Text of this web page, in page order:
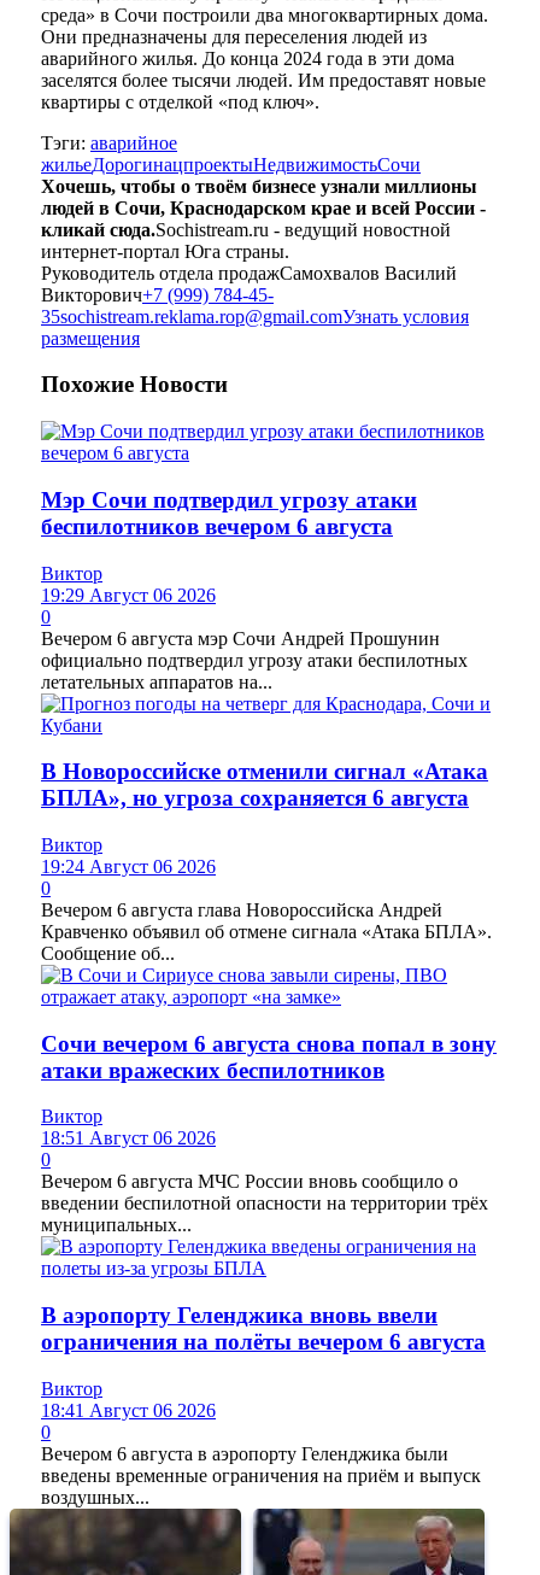
среда» в Сочи построили два многоквартирных дома.
Они предназначены для переселения людей из
аварийного жилья. До конца 2024 года в эти дома
заселятся более тысячи людей. Им предоставят новые
квартиры с отделкой «под ключ».
Тэги: аварийное
жильеДорогинацпроектыНедвижимостьСочи
Хочешь, чтобы о твоём бизнесе узнали миллионы
людей в Сочи, Краснодарском крае и всей России -
кликай сюда.Sochistream.ru - ведущий новостной
интернет-портал Юга страны.
Руководитель отдела продажСамохвалов Василий
Викторович+7 (999) 784-45-
35sochistream.reklama.rop@gmail.comУзнать условия
размещения
Похожие Новости
Мэр Сочи подтвердил угрозу атаки
беспилотников вечером 6 августа
Виктор
19:29 Август 06 2026
0
Вечером 6 августа мэр Сочи Андрей Прошунин
официально подтвердил угрозу атаки беспилотных
летательных аппаратов на...
В Новороссийске отменили сигнал «Атака
БПЛА», но угроза сохраняется 6 августа
Виктор
19:24 Август 06 2026
0
Вечером 6 августа глава Новороссийска Андрей
Кравченко объявил об отмене сигнала «Атака БПЛА».
Сообщение об...
Сочи вечером 6 августа снова попал в зону
атаки вражеских беспилотников
Виктор
18:51 Август 06 2026
0
Вечером 6 августа МЧС России вновь сообщило о
введении беспилотной опасности на территории трёх
муниципальных...
В аэропорту Геленджика вновь ввели
ограничения на полёты вечером 6 августа
Виктор
18:41 Август 06 2026
0
Вечером 6 августа в аэропорту Геленджика были
введены временные ограничения на приём и выпуск
воздушных...